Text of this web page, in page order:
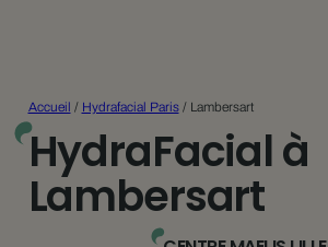
Accueil / Hydrafacial Paris/ Lambersart
HydraFacial à
Lambersart